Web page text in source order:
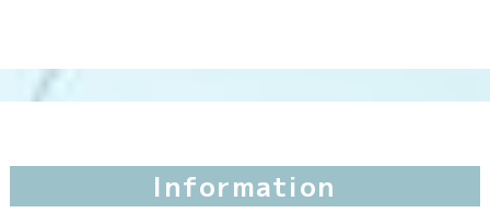
Information